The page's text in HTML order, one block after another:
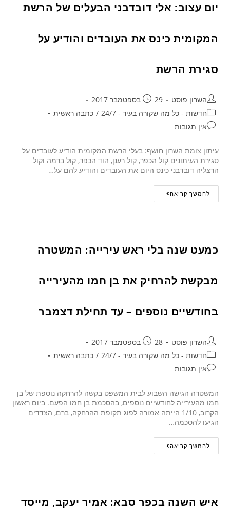
יום עצוב: אלי דובדבני הבעלים של הרשת
המקומית כינס את העובדים והודיע על
סגירת הרשת
השרון פוסט
29 בספטמבר 2017
חדשות - כל מה שקורה בעיר - 24/7
/ כתבה ראשית
אין תגובות
עיתון צומת השרון חושף: בעלי הרשת המקומית הודיע לעובדים על
סגירת העיתונים קול הכפר, קול רענן, הוד הכפר, קול ברמה וקול
הרצליה דובדבני כינס היום את העובדים והודיע להם על…
להמשך קריאה
כמעט שנה בלי ראש עירייה: המשטרה
מבקשת להרחיק את בן חמו מהעירייה
בחודשיים נוספים – עד תחילת דצמבר
השרון פוסט
28 בספטמבר 2017
חדשות - כל מה שקורה בעיר - 24/7
/ כתבה ראשית
אין תגובות
המשטרה הגישה השבוע לבית המשפט בקשה להרחקה נוספת של בן
חמו מהעירייה לחודשיים נוספים, בהסכמת בן חמו הפעם. ביום ראשון
הקרוב, 1/10 הייתה אמורה לפוג תקופת ההרחקה, ברם, הצדדים
הגיעו להסכמה…
להמשך קריאה
איש השנה בכפר סבא: אמיר יעקב, מייסד